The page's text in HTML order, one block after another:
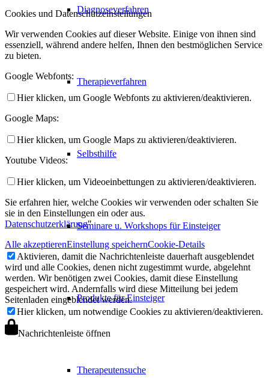
Diagnoseverfahren
Therapieverfahren
Selbsthilfe
Seminare u. Workshops für Einsteiger
Produkte für Einsteiger
Therapeutensuche
Cookies und Datenschutzeinstellungen
Wir verwenden Cookies auf dieser Website. Einige von ihnen sind
essenziell, während andere helfen, Ihnen den bestmöglichen Service
zu bieten.
Google Webfonts:
Hier klicken, um Google Webfonts zu aktivieren/deaktivieren.
Google Maps:
Hier klicken, um Google Maps zu aktivieren/deaktivieren.
Youtube Videos:
Hier klicken, um Videoeinbettungen zu aktivieren/deaktivieren.
Sie erfahren hier, welche Cookies wir verwenden oder schalten Sie
sie in den Einstellungen ein oder aus.
Datenschutzerklärung"
Alle akzeptierenEinstellung speichernCookie-Details
Aktivieren, damit die Nachrichtenleiste dauerhaft ausgeblendet
wird und alle Cookies, denen nicht zugestimmt wurde, abgelehnt
werden. Wir benötigen zwei Cookies, damit diese Einstellung
gespeichert wird. Andernfalls wird diese Mitteilung bei jedem
Seitenladen eingeblendet werden.
Hier klicken, um notwendige Cookies zu aktivieren/deaktivieren.
Nachrichtenleiste öffnen